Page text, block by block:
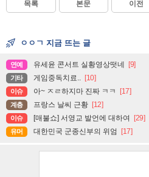
목록 본문 이전
ㅇㅇㄱ 지금 뜨는 글
연예 유세윤 콘서트 실황영상떳네 [9]
기타 게임중독치료.. [10]
이슈 아~ ㅈㄹ하지마 진짜 ㅋㅋ [17]
계층 프랑스 날씨 근황 [12]
이슈 [매불쇼] 서영교 발언에 대하여 [29]
유머 대한민국 군종신부의 위엄 [17]